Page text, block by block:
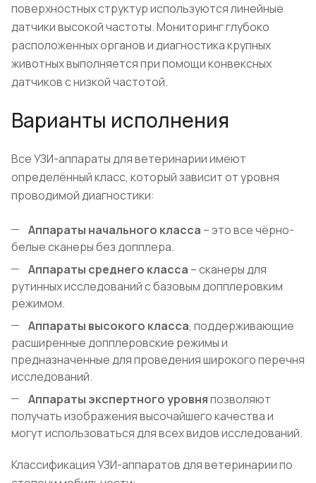
поверхностных структур используются линейные
датчики высокой частоты. Мониторинг глубоко
расположенных органов и диагностика крупных
животных выполняется при помощи конвексных
датчиков с низкой частотой.
Варианты исполнения
Все УЗИ-аппараты для ветеринарии имеют
определённый класс, который зависит от уровня
проводимой диагностики:
Аппараты начального класса – это все чёрно-
белые сканеры без допплера.
Аппараты среднего класса – сканеры для
рутинных исследований с базовым допплеровким
режимом.
Аппараты высокого класса, поддерживающие
расширенные допплеровские режимы и
предназначенные для проведения широкого перечня
исследований.
Аппараты экспертного уровняпозволяют
получать изображения высочайшего качества и
могут использоваться для всех видов исследований.
Классификация УЗИ-аппаратов для ветеринарии по